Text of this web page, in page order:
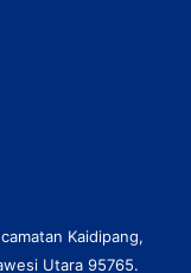
Kaidipang,
Utara 95765.